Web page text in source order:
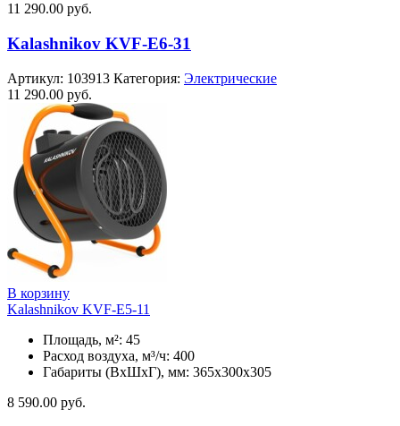
11 290.00 руб.
Kalashnikov KVF-E6-31
Артикул: 103913 Категория: Электрические
11 290.00 руб.
В корзину
Kalashnikov KVF-E5-11
Площадь, м²: 45
Расход воздуха, м³/ч: 400
Габариты (ВхШхГ), мм: 365x300x305
8 590.00 руб.